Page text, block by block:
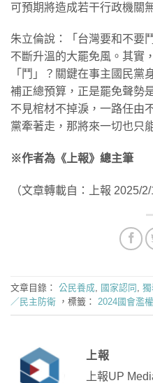
可預期將造成若干行政機關
朱立倫說：「台灣要和不要
不斷升溫的大罷免風。其實
「鬥」？關鍵在事主國民黨
補正總預算，正是罷免聲勢
不見棺材不掉淚，一路任由
黨牽著走，那將來一切也只
※作者為《上報》總主筆
（文章轉載自：上報 2025/
文章目錄： 公民養成, 國家認同 ,
／民主防衛 ，標籤： 2024國會濫權
上報
上報UP